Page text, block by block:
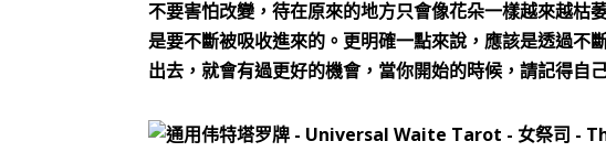
不要害怕改變，待在原來的地方只會像花朵一樣越來越枯
是要不斷被吸收進來的。更明確一點來說，應該是透過不
出去，就會有過更好的機會，當你開始的時候，請記得自